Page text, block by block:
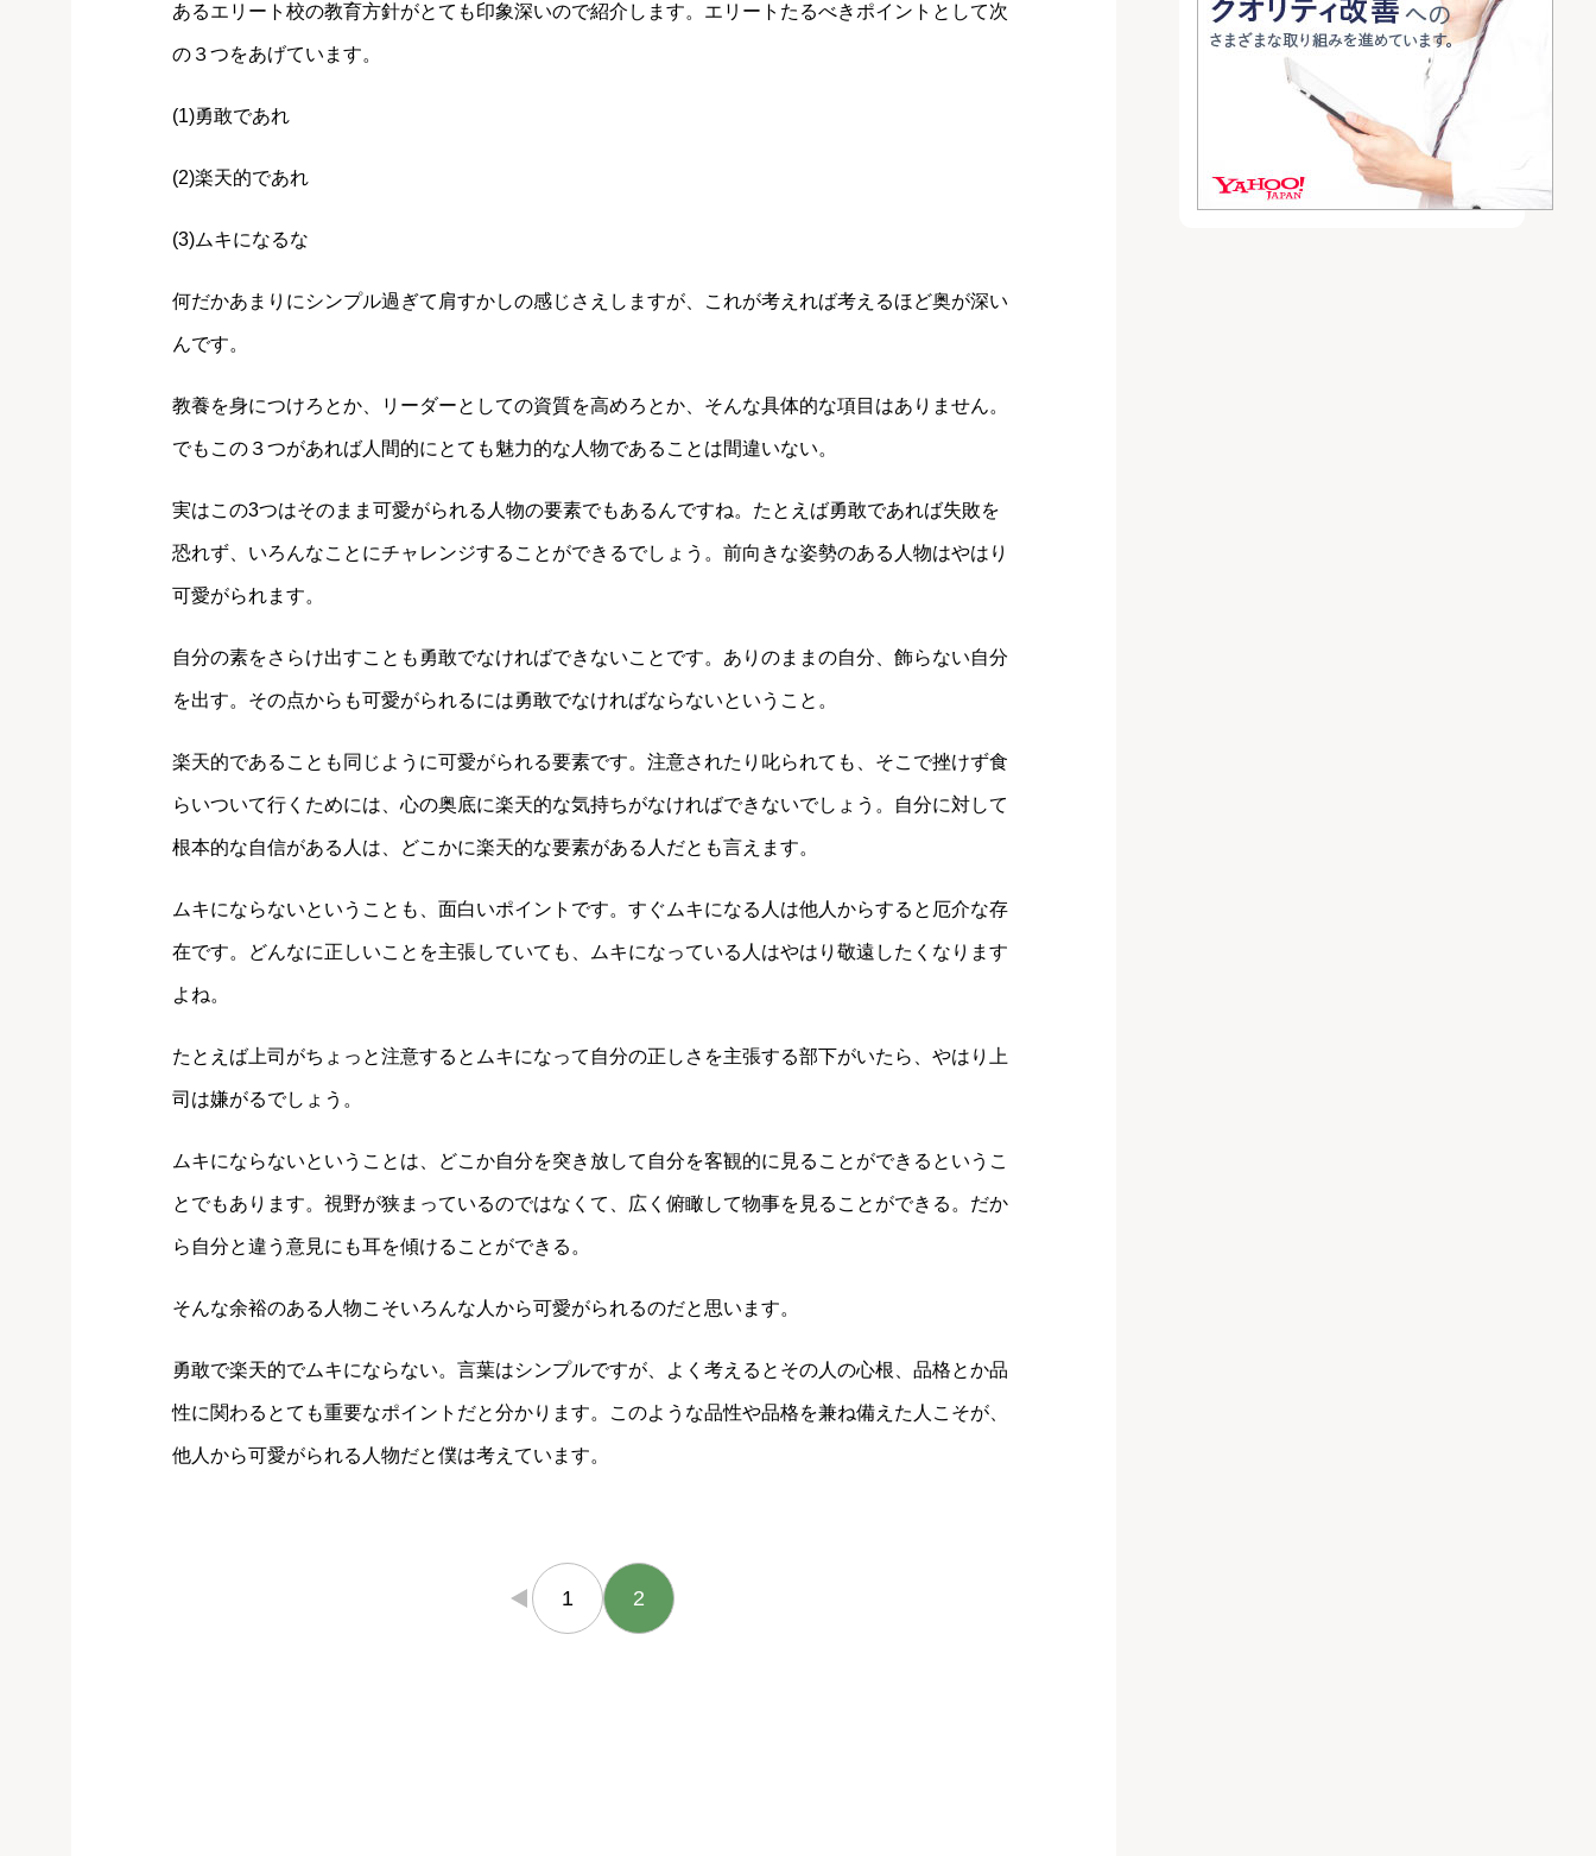
あるエリート校の教育方針がとても印象深いので紹介します。エリートたるべきポイントとして次
の３つをあげています。
(1)勇敢であれ
(2)楽天的であれ
(3)ムキになるな
何だかあまりにシンプル過ぎて肩すかしの感じさえしますが、これが考えれば考えるほど奥が深い
んです。
教養を身につけろとか、リーダーとしての資質を高めろとか、そんな具体的な項目はありません。
でもこの３つがあれば人間的にとても魅力的な人物であることは間違いない。
実はこの3つはそのまま可愛がられる人物の要素でもあるんですね。たとえば勇敢であれば失敗を
恐れず、いろんなことにチャレンジすることができるでしょう。前向きな姿勢のある人物はやはり
可愛がられます。
自分の素をさらけ出すことも勇敢でなければできないことです。ありのままの自分、飾らない自分
を出す。その点からも可愛がられるには勇敢でなければならないということ。
楽天的であることも同じように可愛がられる要素です。注意されたり叱られても、そこで挫けず食
らいついて行くためには、心の奥底に楽天的な気持ちがなければできないでしょう。自分に対して
根本的な自信がある人は、どこかに楽天的な要素がある人だとも言えます。
ムキにならないということも、面白いポイントです。すぐムキになる人は他人からすると厄介な存
在です。どんなに正しいことを主張していても、ムキになっている人はやはり敬遠したくなります
よね。
たとえば上司がちょっと注意するとムキになって自分の正しさを主張する部下がいたら、やはり上
司は嫌がるでしょう。
ムキにならないということは、どこか自分を突き放して自分を客観的に見ることができるというこ
とでもあります。視野が狭まっているのではなくて、広く俯瞰して物事を見ることができる。だか
ら自分と違う意見にも耳を傾けることができる。
そんな余裕のある人物こそいろんな人から可愛がられるのだと思います。
勇敢で楽天的でムキにならない。言葉はシンプルですが、よく考えるとその人の心根、品格とか品
性に関わるとても重要なポイントだと分かります。このような品性や品格を兼ね備えた人こそが、
他人から可愛がられる人物だと僕は考えています。
← 1 2